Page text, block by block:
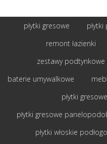
płytki gresowe płytki
remont łazienki
zestawy
baterie umywalkowe
płytki
płytki gresowe
płytki włoskie